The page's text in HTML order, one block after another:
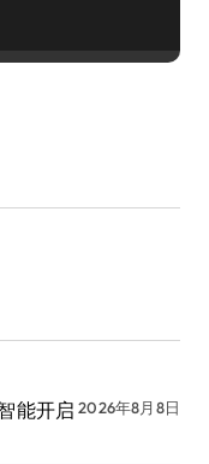
能开启 2026年8月8日